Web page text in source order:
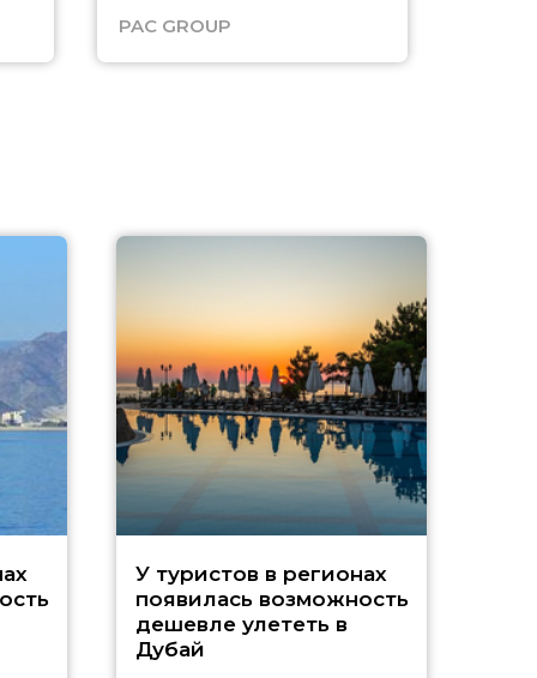
PAC GROUP
У туристов в регионах
появилась возможность
дешевле улететь в
Дубай